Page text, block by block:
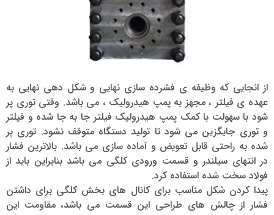
از انجایی که وظیفه ی فشرده سازی نهایی و شکل دهی نهایی به
عهده ی فیلتر ، مجهز به پمپ هیدرولیک ، می باشد. وقتی توری پر
شود با سهولت با کمک پمپ هیدرولیک فیلتر جا به جا شده و فیلتر
و توری جایگزین می شود تا تولید دستگاه متوقف نشود. توری پر
شده به راحتی قابل تعویض و آماده سازی می باشد. بالاترین فشار
در انتهای سیلندر و قسمت ورودی کلگی می باشد بنابراین باید از
فولاد سخت شده استفاده کرد.
پیدا کردن شکل مناسب برای کانال های بخش کلگی برای داشتن
فشار از چالش های طراحی این قسمت می باشد، مقاومت این